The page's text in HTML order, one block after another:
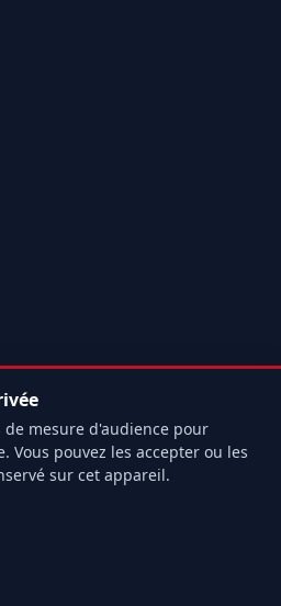
mesure d'audience pour
Vous pouvez les accepter ou les
sur cet appareil.